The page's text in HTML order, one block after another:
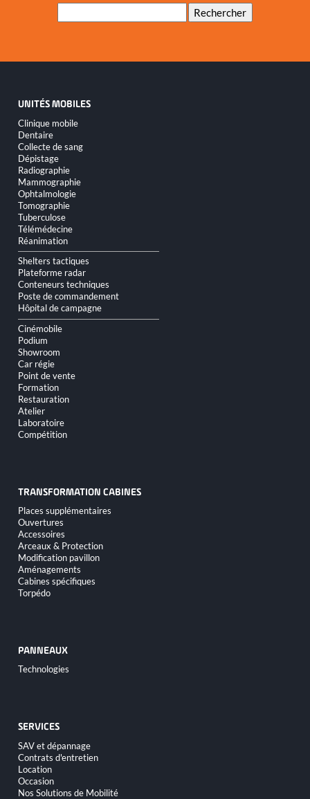
Mots-
Rechercher
UNITÉS MOBILES
Aller
au
contenu
Clinique mobile
Dentaire
Collecte de sang
Dépistage
Radiographie
Mammographie
Ophtalmologie
Tomographie
Tuberculose
Télémédecine
Réanimation
Shelters tactiques
Plateforme radar
Conteneurs techniques
Poste de commandement
Hôpital de campagne
Cinémobile
Podium
Showroom
Car régie
Point de vente
Formation
Restauration
Atelier
Laboratoire
Compétition
TRANSFORMATION CABINES
Aller
au
contenu
Places supplémentaires
Ouvertures
Accessoires
Arceaux & Protection
Modification pavillon
Aménagements
Cabines spécifiques
Torpédo
PANNEAUX
Aller
au
Technologies
SERVICES
Aller
au
contenu
SAV et dépannage
Contrats d'entretien
Location
Occasion
Nos Solutions de Mobilité